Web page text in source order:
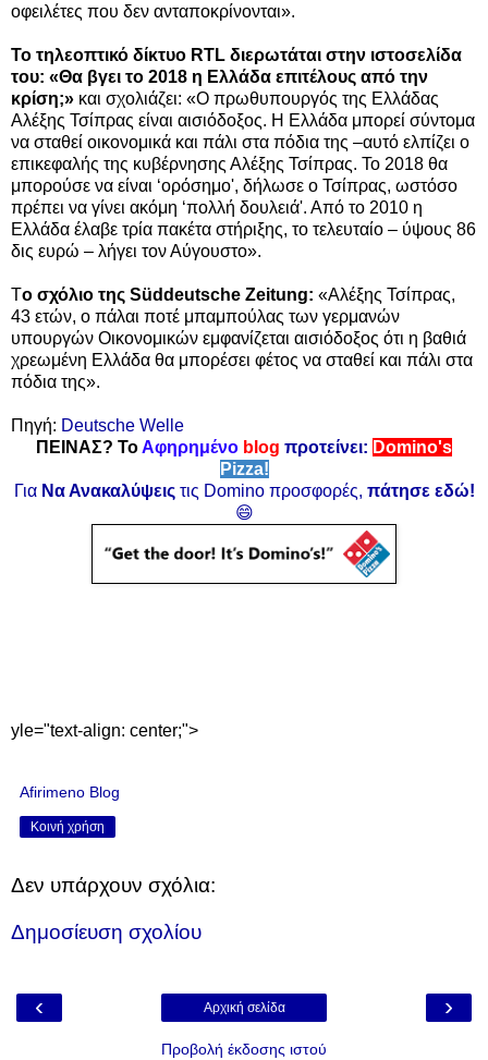
οφειλέτες που δεν ανταποκρίνονται».
Το τηλεοπτικό δίκτυο RTL διερωτάται στην ιστοσελίδα
του: «Θα βγει το 2018 η Ελλάδα επιτέλους από την
κρίση;» και σχολιάζει: «Ο πρωθυπουργός της Ελλάδας
Αλέξης Τσίπρας είναι αισιόδοξος. Η Ελλάδα μπορεί σύντομα
να σταθεί οικονομικά και πάλι στα πόδια της –αυτό ελπίζει ο
επικεφαλής της κυβέρνησης Αλέξης Τσίπρας. Το 2018 θα
μπορούσε να είναι ‘ορόσημο', δήλωσε ο Τσίπρας, ωστόσο
πρέπει να γίνει ακόμη ‘πολλή δουλειά'. Από το 2010 η
Ελλάδα έλαβε τρία πακέτα στήριξης, το τελευταίο – ύψους 86
δις ευρώ – λήγει τον Αύγουστο».
Το σχόλιο της Süddeutsche Zeitung: «Αλέξης Τσίπρας,
43 ετών, ο πάλαι ποτέ μπαμπούλας των γερμανών
υπουργών Οικονομικών εμφανίζεται αισιόδοξος ότι η βαθιά
χρεωμένη Ελλάδα θα μπορέσει φέτος να σταθεί και πάλι στα
πόδια της».
Πηγή: Deutsche Welle
ΠΕΙΝΑΣ? ΤοΑφηρημένο blog προτείνει: Domino's
Pizza!
Για Να Ανακαλύψειςτις Domino προσφορές, πάτησε εδώ!
😄
yle="text-align: center;">
Afirimeno Blog
Κοινή χρήση
Δεν υπάρχουν σχόλια:
Δημοσίευση σχολίου
‹ ›
Αρχική σελίδα
Προβολή έκδοσης ιστού